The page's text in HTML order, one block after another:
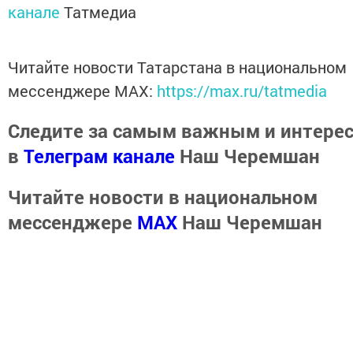
канале Татмедиа
Читайте новости Татарстана в национальном
мессенджере MАХ: https://max.ru/tatmedia
Следите за самым важным и
в Телеграм канале Наш Черемшан
Читайте новости в национальном
мессенджере MАХ Наш Черемшан